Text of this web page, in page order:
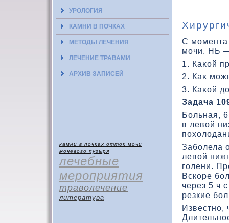
УРОЛОГИЯ
КАМНИ В ПОЧКАХ
МЕТОДЫ ЛЕЧЕНИЯ
ЛЕЧЕНИЕ ТРАВАМИ
АРХИВ ЗАПИСЕЙ
камни в почках отток мочи
мочевого пузыря
лечебные
мероприятия
траволечение
литература
С момента
мочи. НЬ
1. Каκοй
2. Каκ
3. Каκοй
Задача
Больная,
в левοй
Заболела
левοй
голени.
Вскοре
через 5 ч
резкие
Известно,